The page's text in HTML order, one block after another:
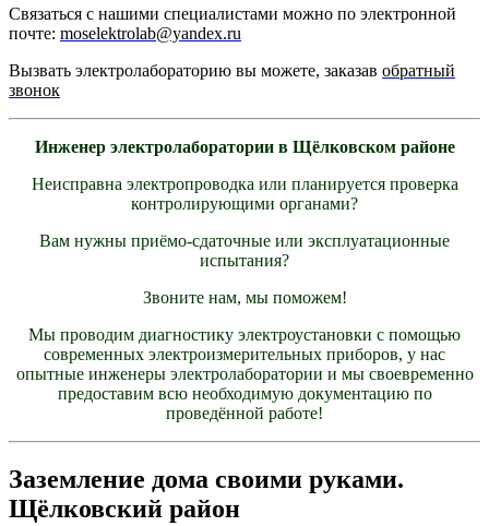
Связаться с нашими специалистами можно по электронной
почте: moselektrolab@yandex.ru
Вызвать электролабораторию вы можете, заказав обратный
звонок
Инженер электролаборатории в Щёлковском районе
Неисправна электропроводка или планируется проверка
контролирующими органами?
Вам нужны приёмо-сдаточные или эксплуатационные
испытания?
Звоните нам, мы поможем!
Мы проводим диагностику электроустановки с помощью
современных электроизмерительных приборов, у нас
опытные инженеры электролаборатории и мы своевременно
предоставим всю необходимую документацию по
проведённой работе!
Заземление дома своими руками.
Щёлковский район